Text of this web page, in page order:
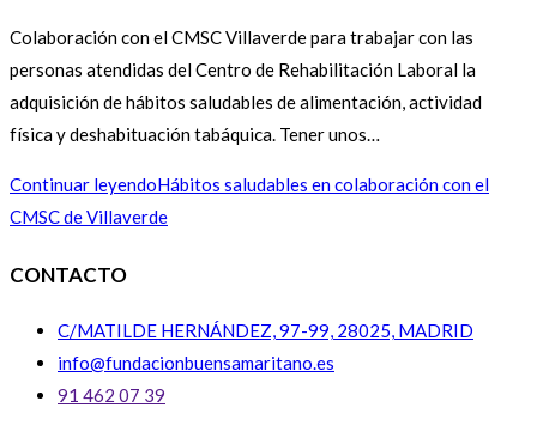
Colaboración con el CMSC Villaverde para trabajar con las
personas atendidas del Centro de Rehabilitación Laboral la
adquisición de hábitos saludables de alimentación, actividad
física y deshabituación tabáquica. Tener unos…
Continuar leyendoHábitos saludables en colaboración con el
CMSC de Villaverde
CONTACTO
C/MATILDE HERNÁNDEZ, 97-99, 28025, MADRID
info@fundacionbuensamaritano.es
91 462 07 39